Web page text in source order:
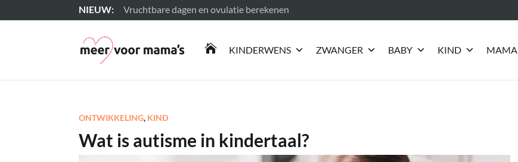
Vruchtbare dagen en ovulatie berekenen
Lees meer
 KINDERWENS ZWANGER BABY KIND MAMA
ONTWIKKELING, KIND
Wat is autisme in kindertaal?